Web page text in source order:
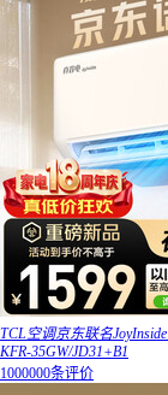
TCL空调京东联名
KFR-35GW/JD31+B1
1000000条评价